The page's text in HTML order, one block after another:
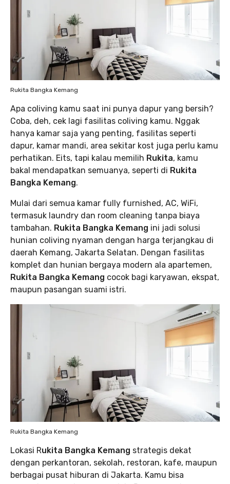
Rukita Bangka Kemang
Apa coliving kamu saat ini punya dapur yang bersih?
Coba, deh, cek lagi fasilitas coliving kamu. Nggak
hanya kamar saja yang penting, fasilitas seperti
dapur, kamar mandi, area sekitar kost juga perlu kamu
perhatikan. Eits, tapi kalau memilih Rukita, kamu
bakal mendapatkan semuanya, seperti di Rukita
Bangka Kemang.
Mulai dari semua kamar fully furnished, AC, WiFi,
termasuk laundry dan room cleaning tanpa biaya
tambahan. Rukita Bangka Kemang ini jadi solusi
hunian coliving nyaman dengan harga terjangkau di
daerah Kemang, Jakarta Selatan. Dengan fasilitas
komplet dan hunian bergaya modern ala apartemen,
Rukita Bangka Kemang cocok bagi karyawan, ekspat,
maupun pasangan suami istri.
Rukita Bangka Kemang
Lokasi Rukita Bangka Kemang strategis dekat
dengan perkantoran, sekolah, restoran, kafe, maupun
berbagai pusat hiburan di Jakarta. Kamu bisa